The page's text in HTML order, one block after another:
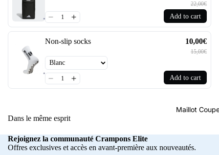
Maillot
22,00€
Add to cart
Non-slip socks 10,00€
15,00€
Add to cart
Dans le même esprit
Rejoignez la communauté Crampons Elite
Offres exclusives et accès en avant-première aux nouveautés.